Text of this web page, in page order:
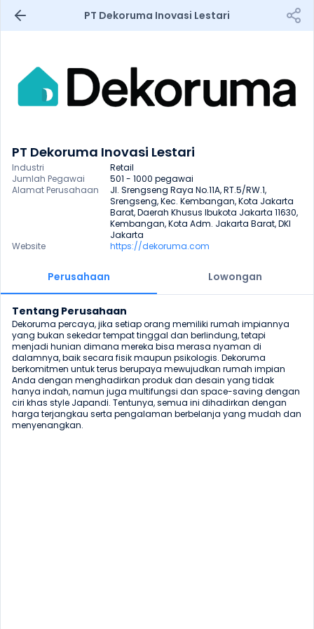
PT Dekoruma Inovasi Lestari
PT Dekoruma Inovasi Lestari
Industri
Retail
Jumlah Pegawai
501 - 1000 pegawai
Alamat Perusahaan
Jl. Srengseng Raya No.11A, RT.5/RW.1,
Srengseng, Kec. Kembangan, Kota Jakarta
Barat, Daerah Khusus Ibukota Jakarta 11630,
Kembangan, Kota Adm. Jakarta Barat, DKI
Jakarta
Website
https://dekoruma.com
Perusahaan Lowongan
Tentang Perusahaan
Dekoruma percaya, jika setiap orang memiliki rumah impiannya
yang bukan sekedar tempat tinggal dan berlindung, tetapi
menjadi hunian dimana mereka bisa merasa nyaman di
dalamnya, baik secara fisik maupun psikologis. Dekoruma
berkomitmen untuk terus berupaya mewujudkan rumah impian
Anda dengan menghadirkan produk dan desain yang tidak
hanya indah, namun juga multifungsi dan space-saving dengan
ciri khas style Japandi. Tentunya, semua ini dihadirkan dengan
harga terjangkau serta pengalaman berbelanja yang mudah dan
menyenangkan.